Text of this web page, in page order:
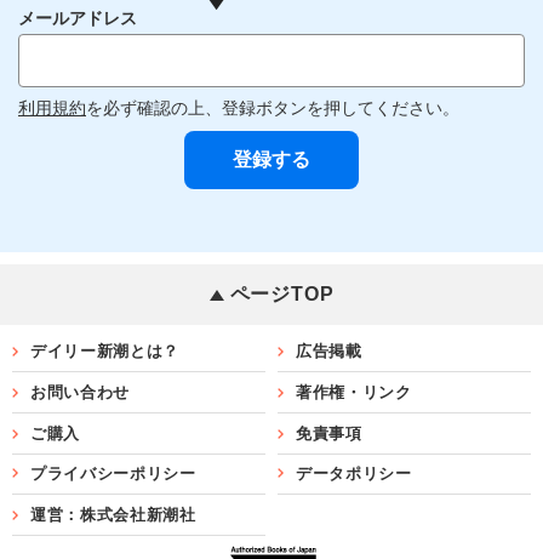
メールアドレス
利用規約を必ず確認の上、登録ボタンを押してください。
ページTOP
デイリー新潮とは？ 広告掲載
お問い合わせ 著作権・リンク
ご購入 免責事項
プライバシーポリシー データポリシー
運営：株式会社新潮社